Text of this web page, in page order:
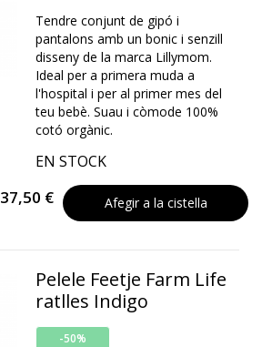
Tendre conjunt de gipó i
pantalons amb un bonic i senzill
disseny de la marca Lillymom.
Ideal per a primera muda a
l'hospital i per al primer mes del
teu bebè. Suau i còmode 100%
cotó orgànic.
EN STOCK
37,50 € Afegir a la cistella
Pelele Feetje Farm Life
ratlles Indigo
-50%